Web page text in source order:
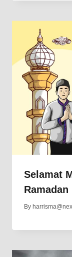
Selamat
Ramadan
By